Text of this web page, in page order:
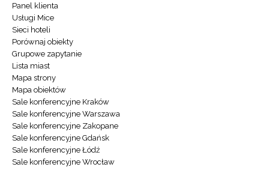
Panel klienta
Usługi Mice
Sieci hoteli
Porównaj obiekty
Grupowe zapytanie
Lista miast
Mapa strony
Mapa obiektów
Sale konferencyjne Kraków
Sale konferencyjne Warszawa
Sale konferencyjne Zakopane
Sale konferencyjne Gdańsk
Sale konferencyjne Łódź
Sale konferencyjne Wrocław